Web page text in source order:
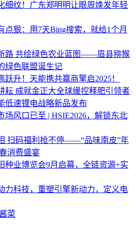
细纹！广东郑明明让眼周焕发年轻
点狠：用7天Bing搜索，就给1个月
路 共绘绿色农业蓝图——眉县猕猴
绿色联盟诞生记
跃升！天能携共赢商擎启2025！
耘 成就金正大全球缓控释肥引领者
低速锂电战略新品发布
场风口已至 | HSIE2026，解锁东北
扫码福利抢不停——“品味南皮”年
消费盛宴
种业博览会9月启幕，全链资源+实
力科技，重塑引擎新动力，定义电
菜